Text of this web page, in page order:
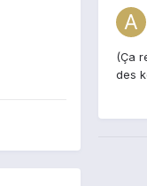
(Ça
des